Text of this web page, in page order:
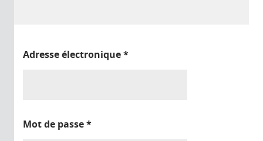
Adresse électronique*
Mot de passe*